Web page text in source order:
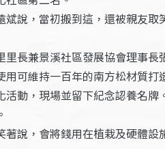
說，當初搬到這，還被親友
長兼景溪社區發展協會理事
可維持一百年的南方松材質打
動，現場並留下紀念認養名
說，會將錢用在植栽及硬體